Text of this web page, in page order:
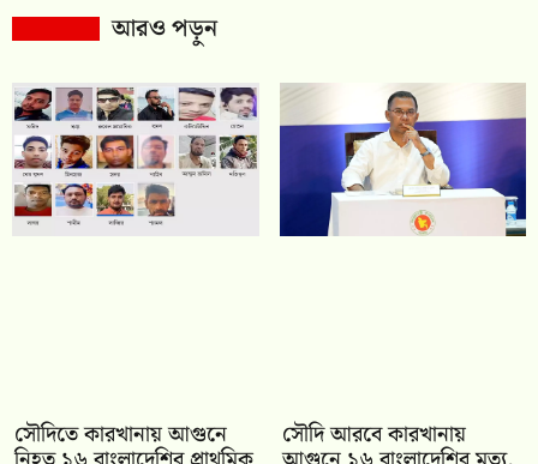
আরও পড়ুন
সৌদিতে কারখানায় আগুনে সৌদি আরবে কারখানায়